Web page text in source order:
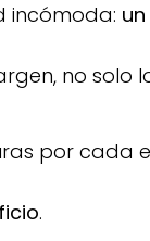
incómoda: un
no solo
por cada
.